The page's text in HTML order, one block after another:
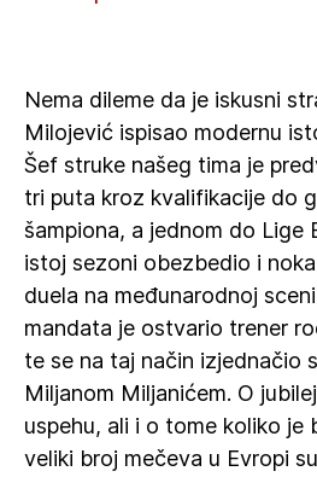
Nema dileme da je iskusni
Milojević ispisao modernu
Šef struke našeg tima je
tri puta kroz kvalifikacije do
šampiona, a jednom do Lige
istoj sezoni obezbedio i
duela na međunarodnoj
mandata je ostvario trener
te se na taj način izjednačio
Miljanom Miljanićem. O
uspehu, ali i o tome koliko je
veliki broj mečeva u Evropi